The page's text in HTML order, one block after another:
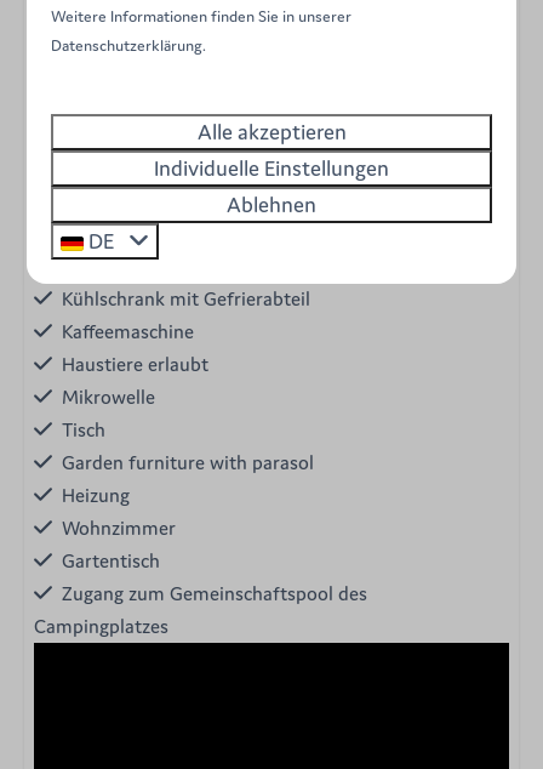
Ausstattung
Eigene Sanitäranlagen
Einzelbetten
Dusche mit Waschbecken
Kühlschrank mit Gefrierabteil
Kaffeemaschine
Haustiere erlaubt
Mikrowelle
Tisch
Garden furniture with parasol
Heizung
Wohnzimmer
Gartentisch
Zugang zum Gemeinschaftspool des
Campingplatzes
Weitere Informationen finden Sie in unserer
Datenschutzerklärung.
Alle akzeptieren
Individuelle Einstellungen
Ablehnen
DE